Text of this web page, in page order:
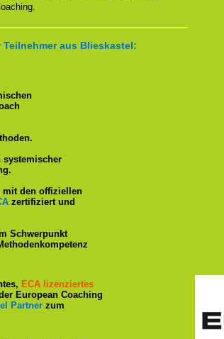
aus Blieskastel:
systemischer
mit den offiziellen
zertifiziert und
Schwerpunkt
ECA lizenziertes
European Coaching
Partner zum